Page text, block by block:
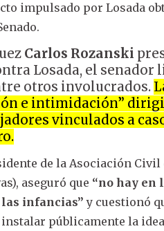
impulsado por Losada
Carlos Rozanski
Losada, el
otros involucrados.
e intimidación”
vinculados a
de la Asociación
aseguró que “no hay en
infancias” y cuestionó
públicamente la